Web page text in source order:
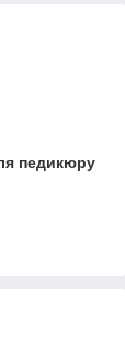
педикюру